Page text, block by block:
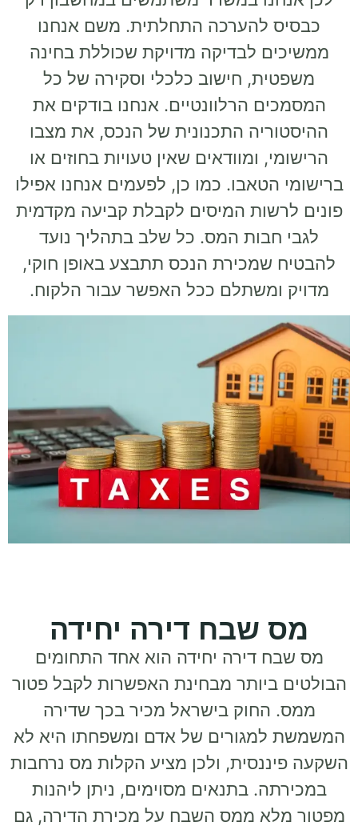
כבסיס להערכה התחלתית. משם אנחנו
ממשיכים לבדיקה מדויקת שכוללת בחינה
משפטית, חישוב כלכלי וסקירה של כל
המסמכים הרלוונטיים. אנחנו בודקים את
ההיסטוריה התכנונית של הנכס, את מצבו
הרישומי, ומוודאים שאין טעויות בחוזים או
ברישומי הטאבו. כמו כן, לפעמים אנחנו אפילו
פונים לרשות המיסים לקבלת קביעה מקדמית
לגבי חבות המס. כל שלב בתהליך נועד
להבטיח שמכירת הנכס תתבצע באופן חוקי,
מדויק ומשתלם ככל האפשר עבור הלקוח.
מס שבח דירה יחידה
מס שבח דירה יחידה הוא אחד התחומים
הבולטים ביותר מבחינת האפשרות לקבל פטור
ממס. החוק בישראל מכיר בכך שדירה
המשמשת למגורים של אדם ומשפחתו היא לא
השקעה פיננסית, ולכן מציע הקלות מס נרחבות
במכירתה. בתנאים מסוימים, ניתן ליהנות
מפטור מלא ממס השבח על מכירת הדירה, גם